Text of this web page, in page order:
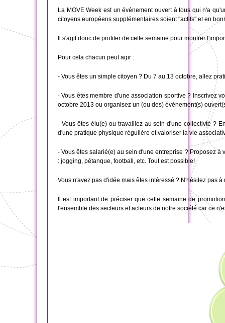
La MOVE Week est un événement ouvert à tous qui n'a
citoyens européens supplémentaires soient "actifs" et en
Il s'agit donc de profiter de cette semaine pour montrer
Pour cela chacun peut agir :
- Vous êtes un simple citoyen ? Du 7 au 13 octobre, allez
- Vous êtes membre d'une association sportive ? Inscrivez
octobre 2013 ou organisez un (ou des) événement(s)
- Vous êtes élu(e) ou travaillez au sein d'une collectivté ?
d'une pratique physique régulière et valoriser la vie
- Vous êtes salarié(e) au sein d'une entreprise ? Proposez
: jogging, pétanque, football, etc. Tout est possible!
Vous n'avez pas d'idée mais êtes intéressé ? N'hésitez pas
Il est important de préciser que cette semaine de
l'ensemble des secteurs et acteurs de notre société car ce